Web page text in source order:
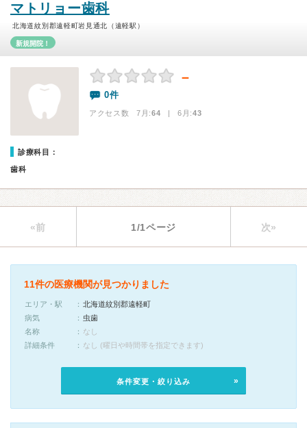
マトリョー歯科
北海道紋別郡遠軽町岩見通北（遠軽駅）
新規開院！
－
0件
アクセス数 7月:64 | 6月:43
診療科目：
歯科
«前 1/1ページ 次»
11件の医療機関が見つかりました
エリア・駅
北海道紋別郡遠軽町
病気
虫歯
名称
なし
詳細条件
なし (曜日や時間帯を指定できます)
条件変更・絞り込み